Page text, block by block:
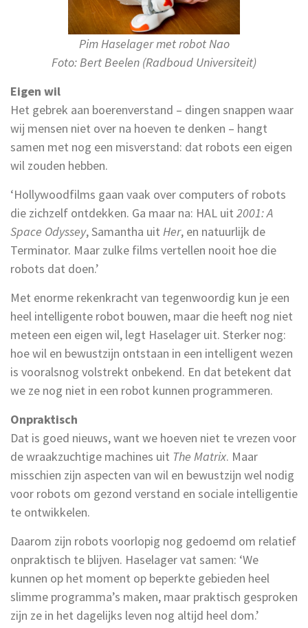
Pim Haselager met robot Nao
Foto: Bert Beelen (Radboud Universiteit)
Eigen wil
Het gebrek aan boerenverstand – dingen snappen waar
wij mensen niet over na hoeven te denken – hangt
samen met nog een misverstand: dat robots een eigen
wil zouden hebben.
‘Hollywoodfilms gaan vaak over computers of robots
die zichzelf ontdekken. Ga maar na: HAL uit 2001: A
Space Odyssey, Samantha uit Her, en natuurlijk de
Terminator. Maar zulke films vertellen nooit hoe die
robots dat doen.’
Met enorme rekenkracht van tegenwoordig kun je een
heel intelligente robot bouwen, maar die heeft nog niet
meteen een eigen wil, legt Haselager uit. Sterker nog:
hoe wil en bewustzijn ontstaan in een intelligent wezen
is vooralsnog volstrekt onbekend. En dat betekent dat
we ze nog niet in een robot kunnen programmeren.
Onpraktisch
Dat is goed nieuws, want we hoeven niet te vrezen voor
de wraakzuchtige machines uit The Matrix. Maar
misschien zijn aspecten van wil en bewustzijn wel nodig
voor robots om gezond verstand en sociale intelligentie
te ontwikkelen.
Daarom zijn robots voorlopig nog gedoemd om relatief
onpraktisch te blijven. Haselager vat samen: ‘We
kunnen op het moment op beperkte gebieden heel
slimme programma’s maken, maar praktisch gesproken
zijn ze in het dagelijks leven nog altijd heel dom.’